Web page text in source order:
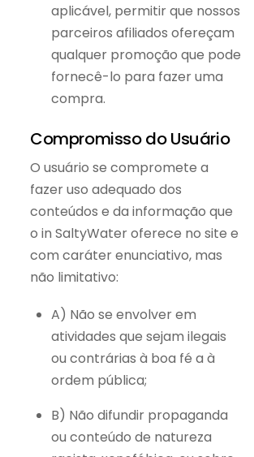
aplicável, permitir que nossos
parceiros afiliados ofereçam
qualquer promoção que pode
fornecê-lo para fazer uma
compra.
Compromisso do Usuário
O usuário se compromete a
fazer uso adequado dos
conteúdos e da informação que
o in SaltyWater oferece no site e
com caráter enunciativo, mas
não limitativo:
A) Não se envolver em
atividades que sejam ilegais
ou contrárias à boa fé a à
ordem pública;
B) Não difundir propaganda
ou conteúdo de natureza